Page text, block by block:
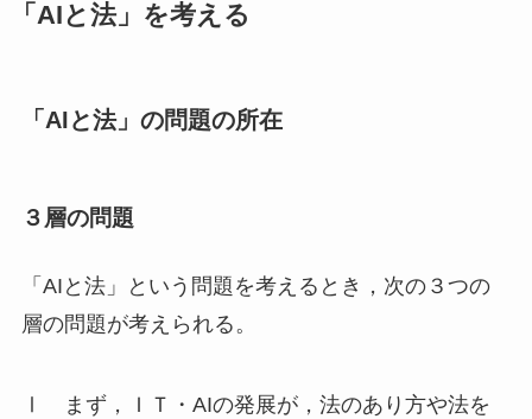
「AIと法」を考える
「AIと法」の問題の所在
３層の問題
「AIと法」という問題を考えるとき，次の３つの
層の問題が考えられる。
Ⅰ まず，ＩＴ・AIの発展が，法のあり方や法を